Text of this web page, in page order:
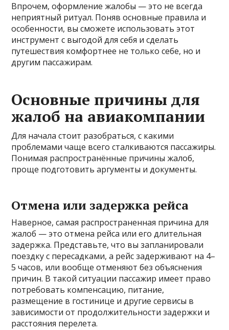
Впрочем, оформление жалобы — это не всегда
неприятный ритуал. Поняв основные правила и
особенности, вы сможете использовать этот
инструмент с выгодой для себя и сделать
путешествия комфортнее не только себе, но и
другим пассажирам.
Основные причины для
жалоб на авиакомпании
Для начала стоит разобраться, с какими
проблемами чаще всего сталкиваются пассажиры.
Понимая распространённые причины жалоб,
проще подготовить аргументы и документы.
Отмена или задержка рейса
Наверное, самая распространенная причина для
жалоб — это отмена рейса или его длительная
задержка. Представьте, что вы запланировали
поездку с пересадками, а рейс задерживают на 4–
5 часов, или вообще отменяют без объяснения
причин. В такой ситуации пассажир имеет право
потребовать компенсацию, питание,
размещение в гостинице и другие сервисы в
зависимости от продолжительности задержки и
расстояния перелета.